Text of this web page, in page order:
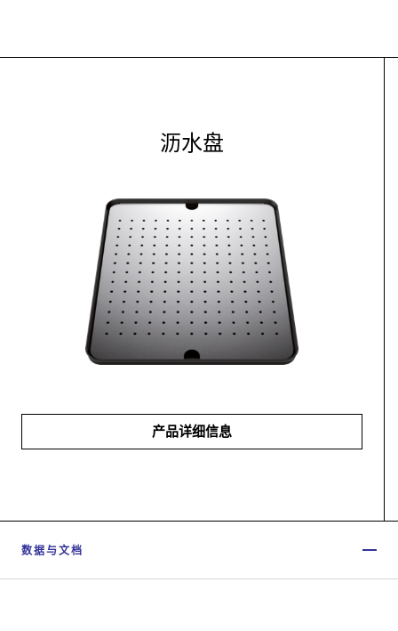
沥水盘
产品详细信息
数据与文档